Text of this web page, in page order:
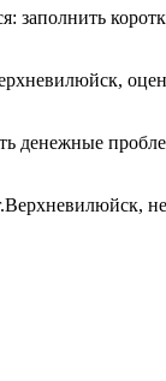
заполнить
денежные